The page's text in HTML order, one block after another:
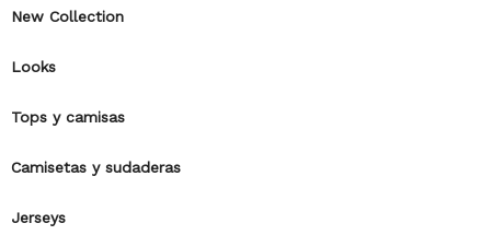
New Collection
Looks
Tops y camisas
Camisetas y sudaderas
Jerseys